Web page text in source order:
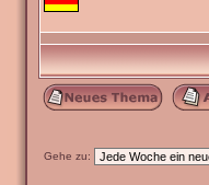
Gehe zu: